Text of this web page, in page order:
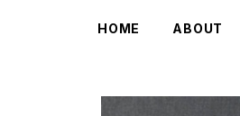
HOME ABOUT